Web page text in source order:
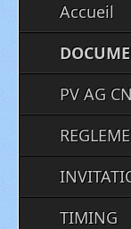
Accueil
PV AG
TIMING